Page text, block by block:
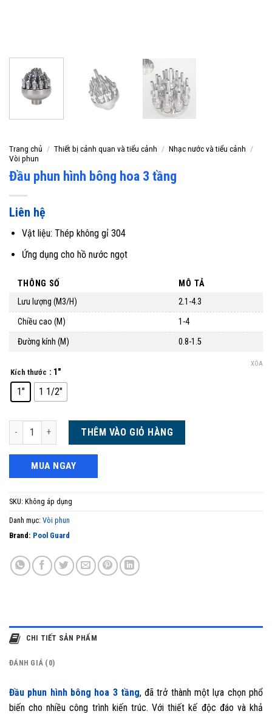
Trang chủ / Thiết bị cảnh quan và tiểu cảnh / Nhạc nước và tiểu cảnh /
Vòi phun
Đầu phun hình bông hoa 3 tầng
Liên hệ
Vật liệu: Thép không gỉ 304
Ứng dụng cho hồ nước ngọt
THÔNG SỐ
MÔ TẢ
Lưu lượng (M3/H)
2.1-4.3
Chiều cao (M)
1-4
Đường kính (M)
0.8-1.5
Kích thước : 1"
1" 1 1/2"
XÓA
Đầu phun hình bông hoa 3 tầng số lượng
THÊM VÀO GIỎ HÀNG
MUA NGAY
SKU: Không áp dụng
Danh mục: Vòi phun
Brand: Pool Guard
CHI TIẾT SẢN PHẨM
ĐÁNH GIÁ (0)
Đầu phun hình bông hoa 3 tầng, đã trở thành một lựa chọn phổ
biến cho nhiều công trình kiến trúc. Với thiết kế độc đáo và khả